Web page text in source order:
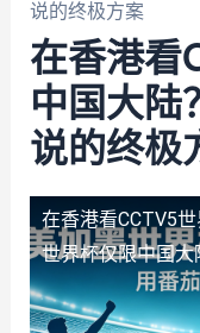
说的终极方案
在香港看
中国大陆
说的终极
在香港看CCTV5
世界杯仅限中国